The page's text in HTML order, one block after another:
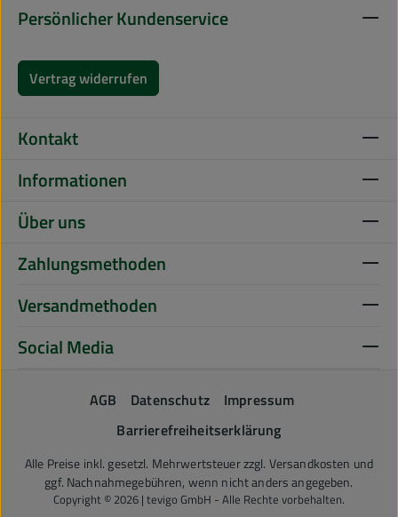
Persönlicher Kundenservice
Vertrag widerrufen
Kontakt
Informationen
Über uns
Zahlungsmethoden
Versandmethoden
Social Media
AGB Datenschutz
Impressum
Barrierefreiheitserklärung
Alle Preise inkl. gesetzl. Mehrwertsteuer zzgl. Versandkosten und
ggf. Nachnahmegebühren, wenn nicht anders angegeben.
Copyright © 2026 | tevigo GmbH - Alle Rechte vorbehalten.